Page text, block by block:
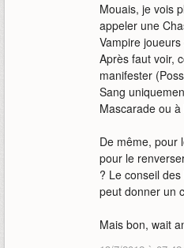
Mouais, je vois
appeler une
Vampire
Après faut voir,
manifester
Sang
Mascarade ou
De même, pour
pour le
? Le conseil
peut donner un
Mais bon, wait